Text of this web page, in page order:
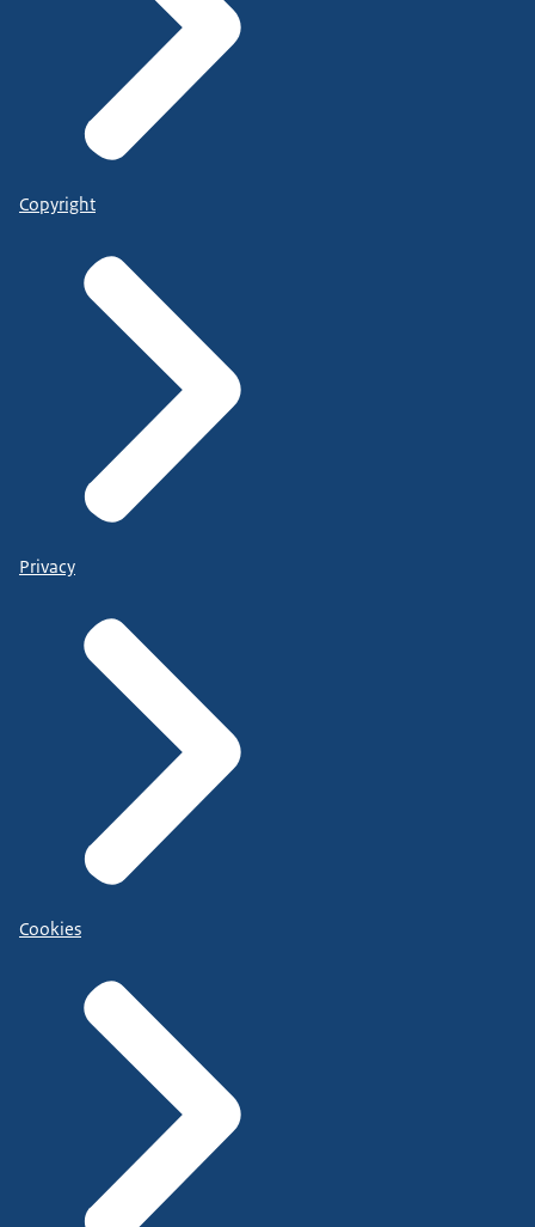
Copyright
Privacy
Cookies